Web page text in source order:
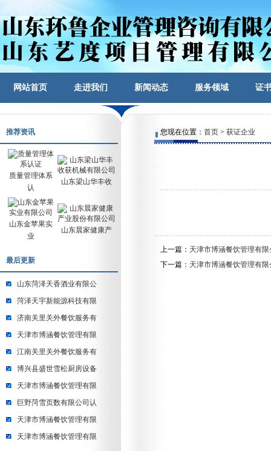
网站首页 走进我们 新闻动态 服务领域 证
推荐资讯
质量管理体系
认
山东梁山华丰收
山东金苹果实
业
山东晨家健康产
最后更新
山东菏泽天香酒业有限公
菏泽天宇新能源科技有限
济南关里关外餐饮服务有
天津市博涵餐饮管理有限
江南关里关外餐饮服务有
博兴县盛世雪松厨房设备
天津市博涵餐饮管理有限
巨野菏雪页数有限公司认
天津市博涵餐饮管理有限
天津市博涵餐饮管理有限
您现在位置： 首页 > 获证企业
上一篇： 天津市博涵餐饮管理有
下一篇： 天津市博涵餐饮管理有